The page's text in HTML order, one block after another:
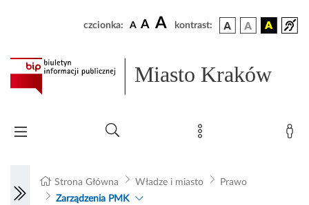
czcionka: A A A kontrast:
Miasto Kraków
Strona Główna Władze i miasto
Prawo
Zarządzenia PMK